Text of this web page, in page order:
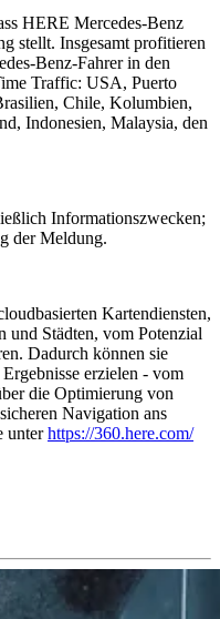
HERE Mercedes-Benz
stellt. Insgesamt profitieren
Benz-Fahrer in den
Traffic: USA, Puerto
Chile, Kolumbien,
Indonesien, Malaysia, den
Informationszwecken;
der Meldung.
Kartendiensten,
und Städten, vom Potenzial
Dadurch können sie
erzielen - vom
die Optimierung von
Navigation ans
unterhttps://360.here.com/